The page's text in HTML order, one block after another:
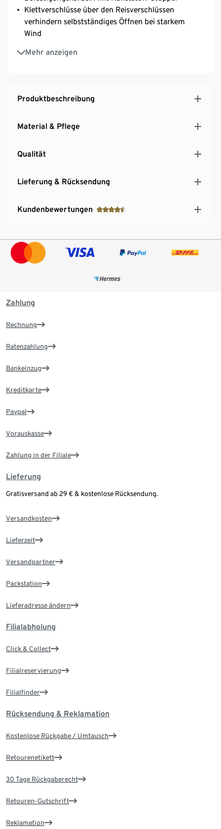
Klettverschlüsse über den Reisverschlüssen
verhindern selbstständiges Öffnen bei starkem
Wind
Mehr anzeigen
Besonders strapazierfähig durch 600D-
Polyestergewebe, atmungsaktiv
wasserabweisend
Inkl. Mesh-Aufbewahrungstasche
vorderer Loch-Position eingestellt ist
Produktbeschreibung
Material & Pflege
Qualität
Lieferung & Rücksendung
Kundenbewertungen
Zahlung
Rechnung
Ratenzahlung
Bankeinzug
Kreditkarte
Paypal
Vorauskasse
Zahlung in der Filiale
Lieferung
Gratisversand ab 29 € & kostenlose Rücksendung.
Versandkosten
Lieferzeit
Versandpartner
Packstation
Lieferadresse ändern
Filialabholung
Click & Collect
Filialreservierung
Filialfinder
Rücksendung & Reklamation
Kostenlose Rückgabe / Umtausch
Retourenetikett
30 Tage Rückgaberecht
Retouren-Gutschrift
Reklamation